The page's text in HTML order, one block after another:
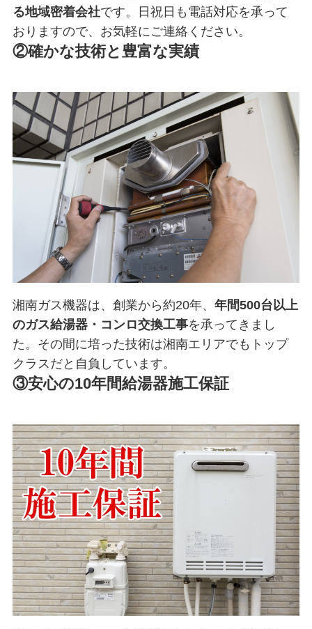
る地域密着会社です。日祝日も電話対応を承って
おりますので、お気軽にご連絡ください。
②確かな技術と豊富な実績
湘南ガス機器は、創業から約20年、 年間500台以上
のガス給湯器・コンロ交換工事を承ってきまし
た。その間に培った技術は湘南エリアでもトップ
クラスだと自負しています。
③安心の10年間給湯器施工保証